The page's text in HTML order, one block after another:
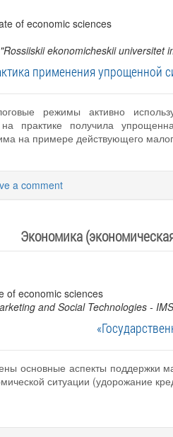
of economic sciences
ekonomicheskii universitet
применения упрощенной
режимы активно
на практике получила
на примере действующего
a comment
Экономика
of economic sciences
and Social Technologies -
основные аспекты поддержки
ситуации (удорожание